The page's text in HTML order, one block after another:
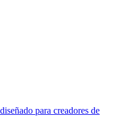
para creadores de